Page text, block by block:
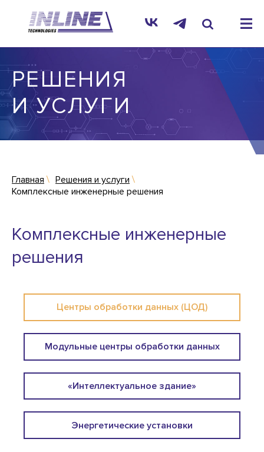
РЕШЕНИЯ
И УСЛУГИ
Главная
Решения и услуги
Комплексные инженерные решения
Комплексные инженерные
решения
Центры обработки данных (ЦОД)
Модульные центры обработки данных
«Интеллектуальное здание»
Энергетические установки